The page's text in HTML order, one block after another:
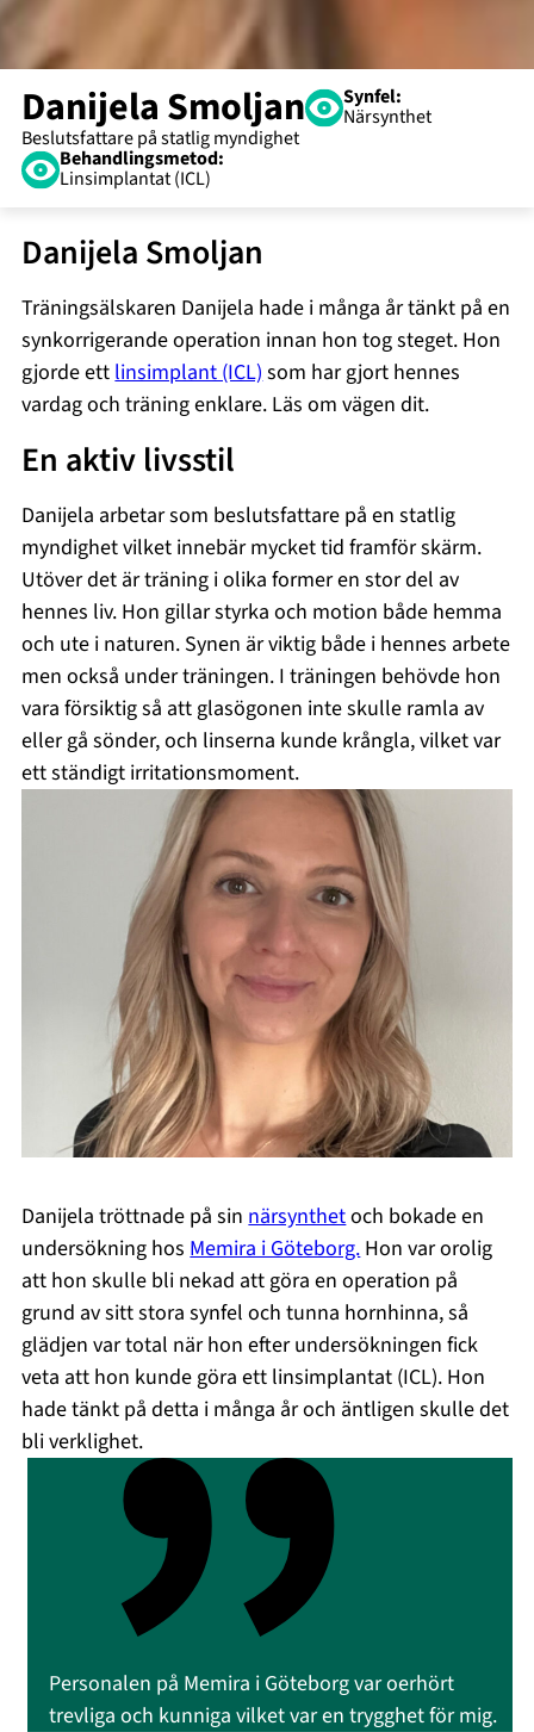
Danijela Smoljan Synfel:
Närsynthet
Behandlingsmetod:
Linsimplantat (ICL)
Danijela Smoljan
Träningsälskaren Danijela hade i många år tänkt på en
synkorrigerande operation innan hon tog steget. Hon
gjorde ettlinsimplant (ICL)som har gjort hennes
vardag och träning enklare. Läs om vägen dit.
En aktiv livsstil
Danijela arbetar som beslutsfattare på en statlig
myndighet vilket innebär mycket tid framför skärm.
Utöver det är träning i olika former en stor del av
hennes liv. Hon gillar styrka och motion både hemma
och ute i naturen. Synen är viktig både i hennes arbete
men också under träningen. I träningen behövde hon
vara försiktig så att glasögonen inte skulle ramla av
eller gå sönder, och linserna kunde krångla, vilket var
ett ständigt irritationsmoment.
Danijela tröttnade på sin närsynthetoch bokade en
undersökning hos Memira i Göteborg. Hon var orolig
att hon skulle bli nekad att göra en operation på
grund av sitt stora synfel och tunna hornhinna, så
glädjen var total när hon efter undersökningen fick
veta att hon kunde göra ett linsimplantat (ICL). Hon
hade tänkt på detta i många år och äntligen skulle det
bli verklighet.
Personalen på Memira i Göteborg var oerhört
trevliga och kunniga vilket var en trygghet för mig.